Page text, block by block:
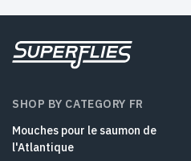
SHOP BY CATEGORY FR
Mouches pour le saumon de
l'Atlantique